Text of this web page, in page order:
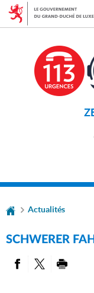
Aller
Aller
LANGUE
Actualités
SCHWERER